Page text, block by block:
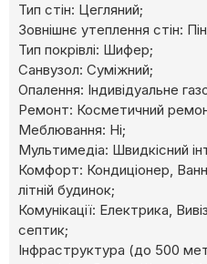
Тип стін: Цегляний;
Зовнішнє утеплення стін:
Тип покрівлі: Шифер;
Cанвузол: Суміжний;
Опалення: Індивідуальне
Ремонт: Косметичний
Меблювання: Ні;
Мультимедіа: Швидкісний
Комфорт: Кондиціонер,
літній будинок;
Комунікації: Електрика,
септик;
Інфраструктура (до 500